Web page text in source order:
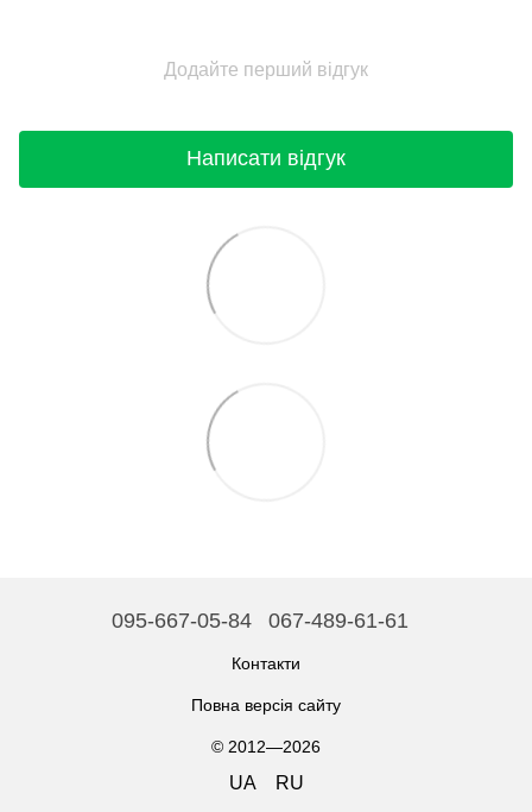
Додайте перший відгук
Написати відгук
095-667-05-84 067-489-61-61
Контакти
Повна версія сайту
© 2012—2026
UA RU